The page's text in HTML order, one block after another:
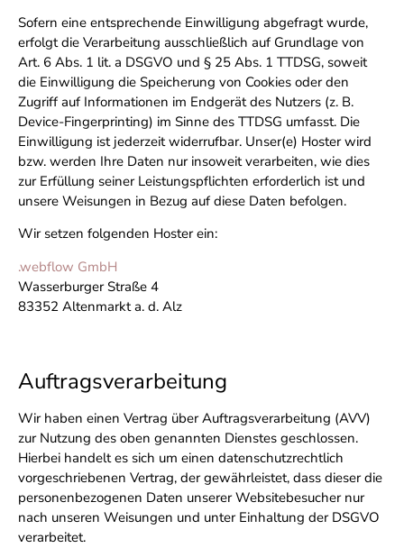
Sofern eine entsprechende Einwilligung abgefragt wurde,
erfolgt die Verarbeitung ausschließlich auf Grundlage von
Art. 6 Abs. 1 lit. a DSGVO und § 25 Abs. 1 TTDSG, soweit
die Einwilligung die Speicherung von Cookies oder den
Zugriff auf Informationen im Endgerät des Nutzers (z. B.
Device-Fingerprinting) im Sinne des TTDSG umfasst. Die
Einwilligung ist jederzeit widerrufbar. Unser(e) Hoster wird
bzw. werden Ihre Daten nur insoweit verarbeiten, wie dies
zur Erfüllung seiner Leistungspflichten erforderlich ist und
unsere Weisungen in Bezug auf diese Daten befolgen.
Wir setzen folgenden Hoster ein:
.webflow GmbH
Wasserburger Straße 4
83352 Altenmarkt a. d. Alz
Auftragsverarbeitung
Wir haben einen Vertrag über Auftragsverarbeitung (AVV)
zur Nutzung des oben genannten Dienstes geschlossen.
Hierbei handelt es sich um einen datenschutzrechtlich
vorgeschriebenen Vertrag, der gewährleistet, dass dieser die
personenbezogenen Daten unserer Websitebesucher nur
nach unseren Weisungen und unter Einhaltung der DSGVO
verarbeitet.